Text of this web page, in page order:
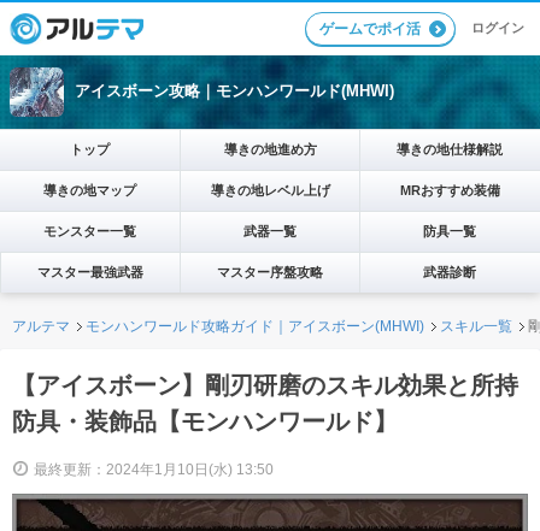
ゲームでポイ活 ログイン
アイスボーン攻略｜モンハンワールド(MHWI)
トップ 導きの地進め方 導きの地仕様解説
導きの地マップ 導きの地レベル上げ MRおすすめ装備
モンスター一覧 武器一覧 防具一覧
マスター最強武器 マスター序盤攻略 武器診断
アルテマ モンハンワールド攻略ガイド｜アイスボーン(MHWI) スキル一覧
【アイスボーン】剛刃研磨のスキル効果と所持
防具・装飾品【モンハンワールド】
最終更新：2024年1月10日(水) 13:50